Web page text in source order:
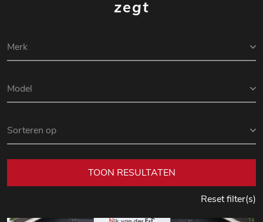
zegt
TOON RESULTATEN
Reset filter(s)